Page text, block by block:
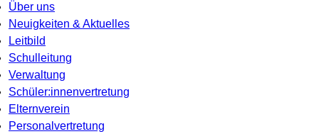
Über uns
Neuigkeiten & Aktuelles
Leitbild
Schulleitung
Verwaltung
Schüler:innenvertretung
Elternverein
Personalvertretung